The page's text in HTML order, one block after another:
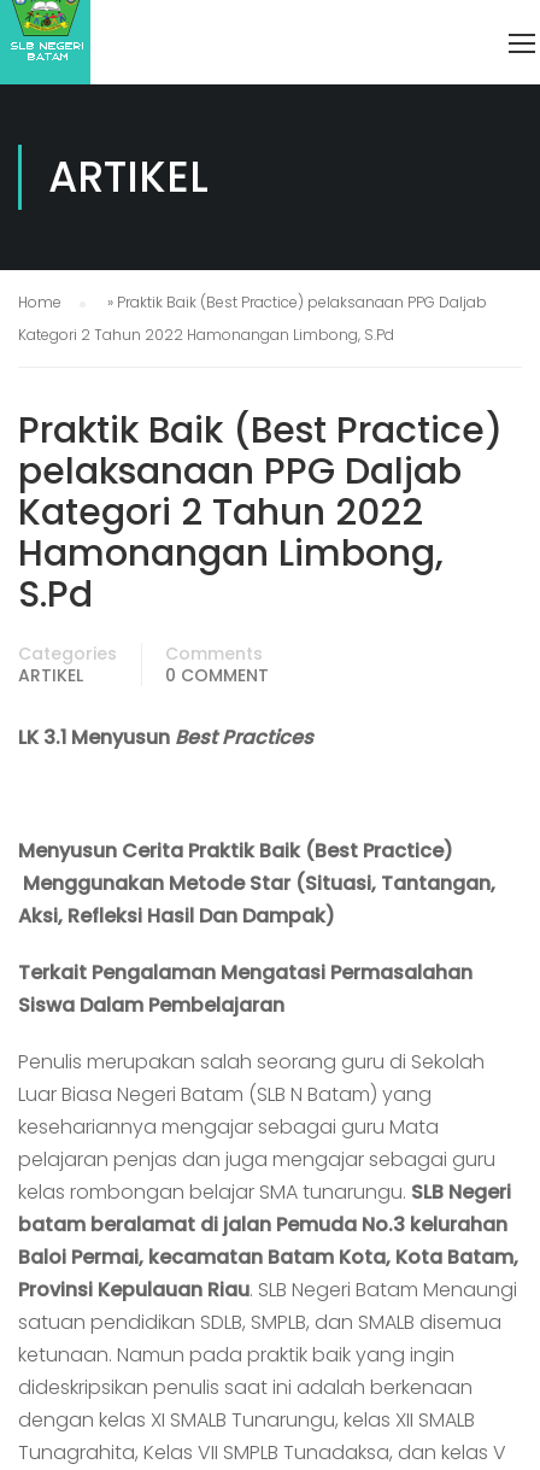
ARTIKEL
Home » Praktik Baik (Best Practice) pelaksanaan PPG Daljab
Kategori 2 Tahun 2022 Hamonangan Limbong, S.Pd
Praktik Baik (Best Practice)
pelaksanaan PPG Daljab
Kategori 2 Tahun 2022
Hamonangan Limbong,
S.Pd
Categories
ARTIKEL
Comments
0 COMMENT
LK 3.1 Menyusun Best Practices
Menyusun Cerita Praktik Baik(Best Practice)
Menggunakan Metode Star (Situasi, Tantangan,
Aksi, Refleksi Hasil Dan Dampak)
Terkait Pengalaman Mengatasi Permasalahan
Siswa Dalam Pembelajaran
Penulis merupakan salah seorang guru di Sekolah
Luar Biasa Negeri Batam (SLB N Batam) yang
kesehariannya mengajar sebagai guru Mata
pelajaran penjas dan juga mengajar sebagai guru
kelas rombongan belajar SMA tunarungu. SLB Negeri
batam beralamat di jalan Pemuda No.3 kelurahan
Baloi Permai, kecamatan Batam Kota, Kota Batam,
Provinsi Kepulauan Riau. SLB Negeri Batam Menaungi
satuan pendidikan SDLB, SMPLB, dan SMALB disemua
ketunaan. Namun pada praktik baik yang ingin
dideskripsikan penulis saat ini adalah berkenaan
dengan kelas XI SMALB Tunarungu, kelas XII SMALB
Tunagrahita, Kelas VII SMPLB Tunadaksa, dan kelas V